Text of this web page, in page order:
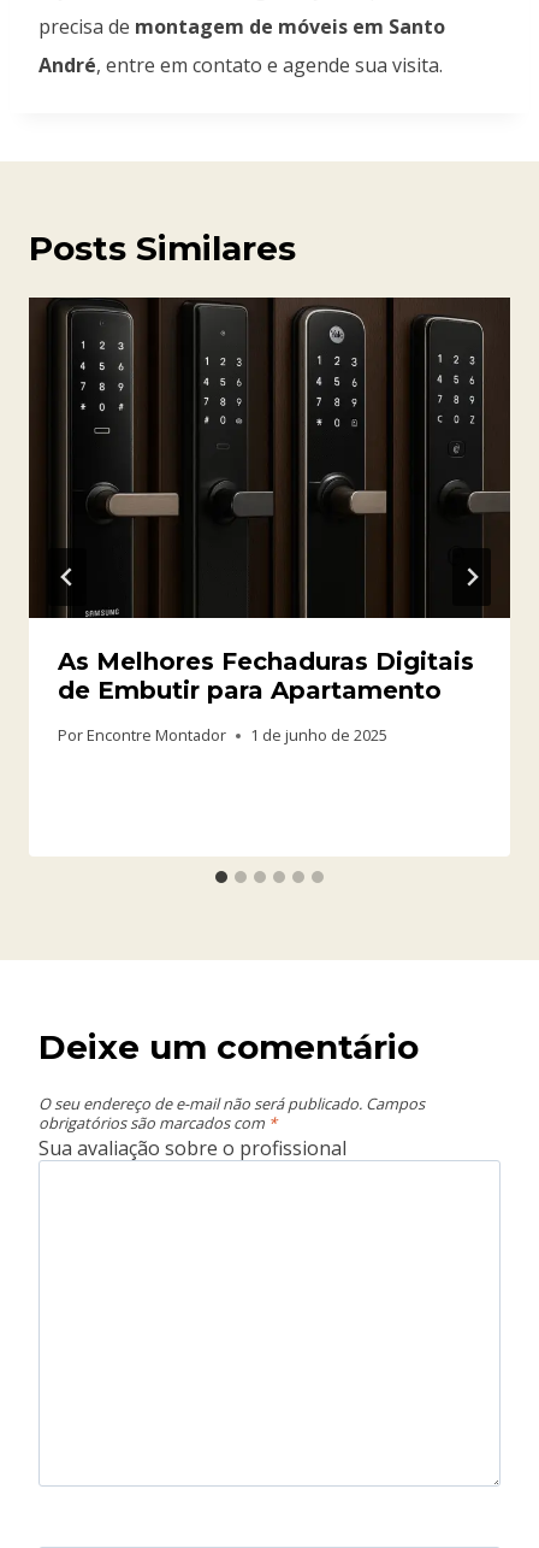
precisa de montagem de móveis em Santo
André, entre em contato e agende sua visita.
Posts Similares
As Melhores Fechaduras Digitais
de Embutir para Apartamento
PorEncontre Montador 1 de junho de 2025
Deixe um comentário
O seu endereço de e-mail não será publicado. Campos
obrigatórios são marcados com *